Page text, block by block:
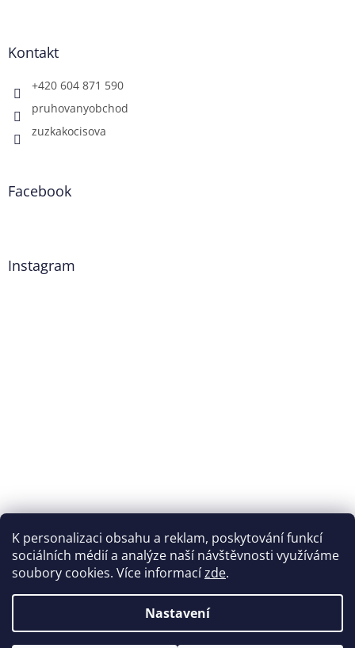
K personalizaci obsahu a reklam, poskytování funkcí
sociálních médií a analýze naší návštěvnosti využíváme
soubory cookies. Více informacízde.
Nastavení
Kontakt
+420 604 871 590
pruhovanyobchod
zuzkakocisova
Facebook
Instagram
Sledovat na Instagramu